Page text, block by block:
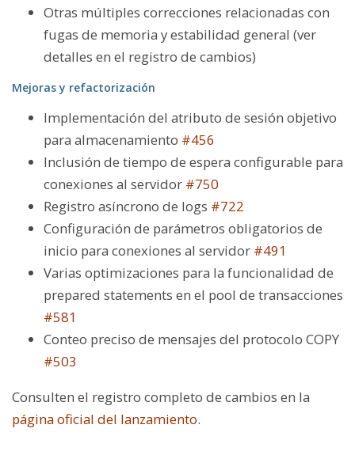
Otras múltiples correcciones relacionadas con
fugas de memoria y estabilidad general (ver
detalles en el registro de cambios)
Mejoras y refactorización
Implementación del atributo de sesión objetivo
para almacenamiento #456
Inclusión de tiempo de espera configurable para
conexiones al servidor #750
Registro asíncrono de logs #722
Configuración de parámetros obligatorios de
inicio para conexiones al servidor #491
Varias optimizaciones para la funcionalidad de
prepared statements en el pool de transacciones
#581
Conteo preciso de mensajes del protocolo COPY
#503
Consulten el registro completo de cambios en la
página oficial del lanzamiento.